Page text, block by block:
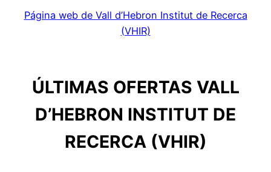
Página web de Vall d’Hebron Institut de Recerca
(VHIR)
ÚLTIMAS OFERTAS VALL
D’HEBRON INSTITUT DE
RECERCA (VHIR)